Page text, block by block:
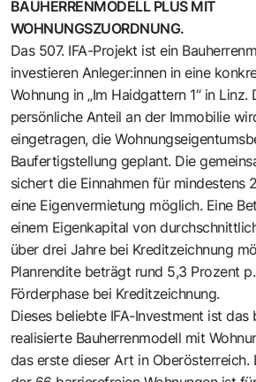
BAUHERRENMODELL PLUS MIT
WOHNUNGSZUORDNUNG.
Das 507. IFA-Projekt ist ein
investieren Anleger:innen in eine
Wohnung in „Im Haidgattern 1“ in Linz.
persönliche Anteil an der Immobilie
eingetragen, die
Baufertigstellung geplant. Die
sichert die Einnahmen für mindestens
eine Eigenvermietung möglich. Eine
einem Eigenkapital von
über drei Jahre bei Kreditzeichnung
Planrendite beträgt rund 5,3 Prozent
Förderphase bei Kreditzeichnung.
Dieses beliebte IFA-Investment ist das
realisierte Bauherrenmodell mit
das erste dieser Art in Oberösterreich.